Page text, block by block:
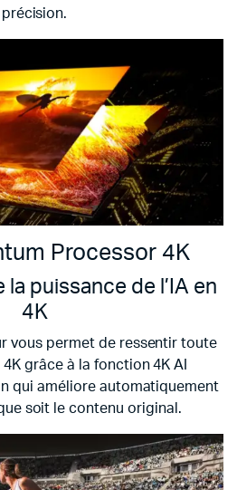
précision.
Processor 4K
puissance de l’IA en
4K
vous permet de ressentir toute
grâce à la fonction 4K AI
qui améliore automatiquement
soit le contenu original.